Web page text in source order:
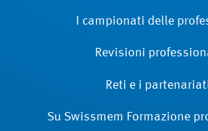
I campionati delle
Revisioni
Reti e i
Su Swissmem Formazione